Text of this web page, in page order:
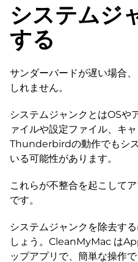
システムジ
する
サンダーバードが遅い場合
しれません。
システムジャンクとはOSや
ァイルや設定ファイル、キ
Thunderbirdの動作でもシ
いる可能性があります。
これらが不整合を起こして
です。
システムジャンクを除去す
しょう。CleanMyMac は
ップアプリで、簡単な操作